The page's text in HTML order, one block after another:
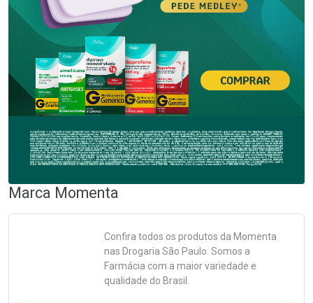
Marca Momenta
Confira todos os produtos da Momenta
nas Drogaria São Paulo. Somos a
Farmácia com a maior variedade e
qualidade do Brasil.